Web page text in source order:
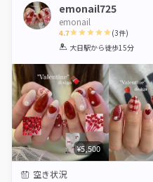
emonail725
emonail
4.7
1 2 3 4 5
(3件)
大日駅から徒歩15分
¥5,500
空き状況